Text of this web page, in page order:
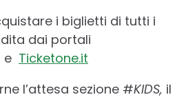
i biglietti di tutti i
dai portali
e Ticketone.it
l’attesa sezione #KIDS, il